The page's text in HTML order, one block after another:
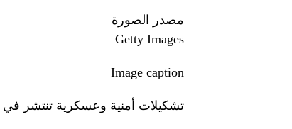
مصدر الصورة
Getty Images
Image caption
تشكيلات أمنية وعسكرية تنتشر في